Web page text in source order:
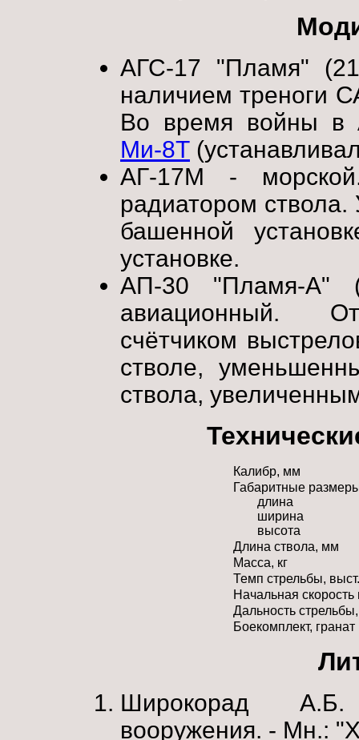
АГС-17 "Пламя"
наличием треноги
Во время войны в
Ми-8Т
АГ-17М -
радиатором ствола.
башенной
установке.
АП-30 "Пламя-А"
авиационный.
счётчиком
стволе,
ствола,
Калибр, мм
Габаритные
длина
ширина
высота
Длина ствола, мм
Масса, кг
Темп стрельбы,
Начальная
Дальность
Боекомплект, гранат
Широкорад А.Б.
вооружения. - Мн.: